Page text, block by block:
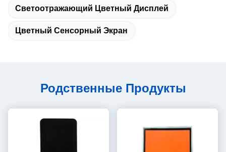
Светоотражающий Цветный Дисплей
Цветный Сенсорный Экран
Родственные Продукты